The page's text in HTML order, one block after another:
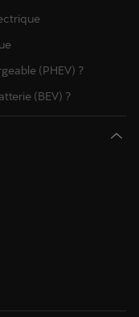
(PHEV) ?
(BEV) ?